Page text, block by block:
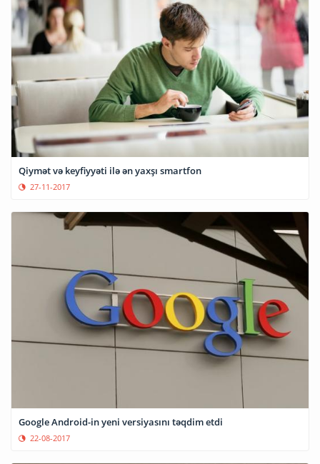
Qiymət və keyfiyyəti ilə ən yaxşı smartfon
27-11-2017
Google Android-in yeni versiyasını təqdim etdi
22-08-2017